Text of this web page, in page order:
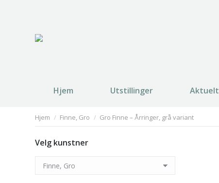
Hjem Utstillinger Aktuelt
You are here:
Hjem Finne, Gro Gro Finne – Årringer, grå variant
Velg kunstner